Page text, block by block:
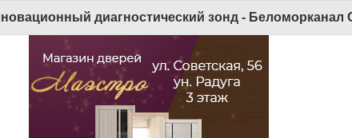
диагностический зонд - Беломорканал